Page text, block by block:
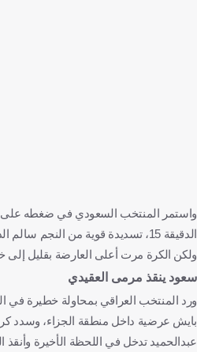
واستمر المنتخب السعودي في ضغطه على
الدقيقة 15، تسديدة قوية من النجم
ولكن الكرة مرت أعلى العارضة بقليل إلى
سعود ينقذ مرمى العقيدي
بايش عرضية داخل منطقة الجزاء، وسدد
عبدالحميد تدخل في اللحظة الأخيرة